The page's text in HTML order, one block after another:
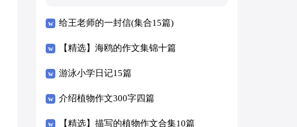
给王老师的一封信(集合15篇)
【精选】海鸥的作文集锦十篇
游泳小学日记15篇
介绍植物作文300字四篇
【精选】描写的植物作文合集10篇